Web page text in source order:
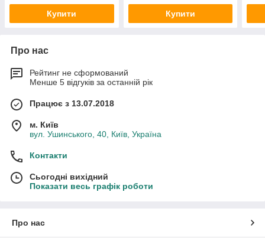
Купити Купити
Про нас
Рейтинг не сформований
Менше 5 відгуків за останній рік
Працює з 13.07.2018
м. Київ
вул. Ушинського, 40, Київ, Україна
Контакти
Сьогодні вихідний
Показати весь графік роботи
Про нас